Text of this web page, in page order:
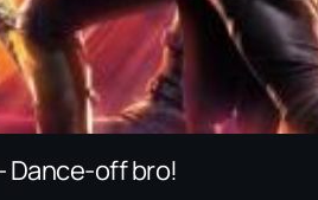
Dance-off bro!